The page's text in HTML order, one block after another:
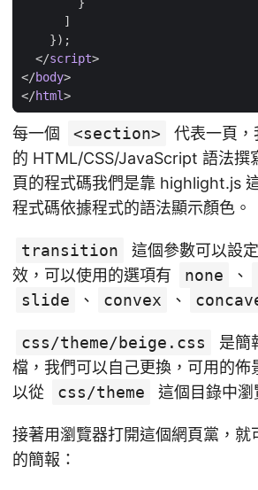
}
]
});
</script>
</body>
</html>
每一個 <section>
代表一頁
的 HTML/CSS/JavaScript 語法撰
頁的程式碼我們是靠 highlight.js
程式碼依據程式的語法顯示顏色。
transition
這個參數可以設
效，可以使用的選項有
none 、
slide
、 convex 、
css/theme/beige.css
是簡
檔，我們可以自己更換，可用的佈
以從
css/theme 這個目錄中瀏
接著用瀏覽器打開這個網頁黨，就
的簡報：